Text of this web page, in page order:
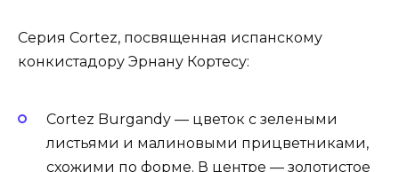
Серия Cortez, посвященная испанскому
конкистадору Эрнану Кортесу:
Cortez Burgandy — цветок с зелеными
листьями и малиновыми прицветниками,
схожими по форме. В центре — золотистое